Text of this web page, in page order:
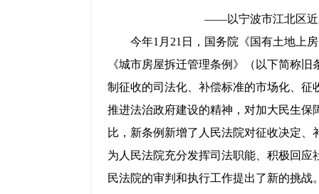
——以宁波市江北区近三年拆
今年1月21日，国务院《国有土地上房
《城市房屋拆迁管理条例》（以下简称
制征收的司法化、补偿标准的市场化、
推进法治政府建设的精神，对加大民生
比，新条例新增了人民法院对征收决定
为人民法院充分发挥司法职能、积极回
民法院的审判和执行工作提出了新的挑